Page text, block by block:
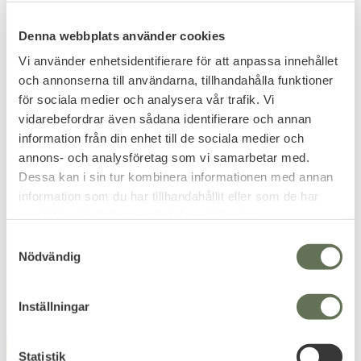
Denna webbplats använder cookies
Vi använder enhetsidentifierare för att anpassa innehållet
och annonserna till användarna, tillhandahålla funktioner
för sociala medier och analysera vår trafik. Vi
vidarebefordrar även sådana identifierare och annan
information från din enhet till de sociala medier och
annons- och analysföretag som vi samarbetar med.
Dessa kan i sin tur kombinera informationen med annan
information som du har tillhandahållit eller som de har
Nödvändig
Inställningar
Statistik
Add to favorites
Brandit Britannia
Vinterjacka Teddyfoder
Vintage vinterjacka.
Add to favorites
Brandit NATO Pullover
Tröja
Tröjan har en bröstficka med